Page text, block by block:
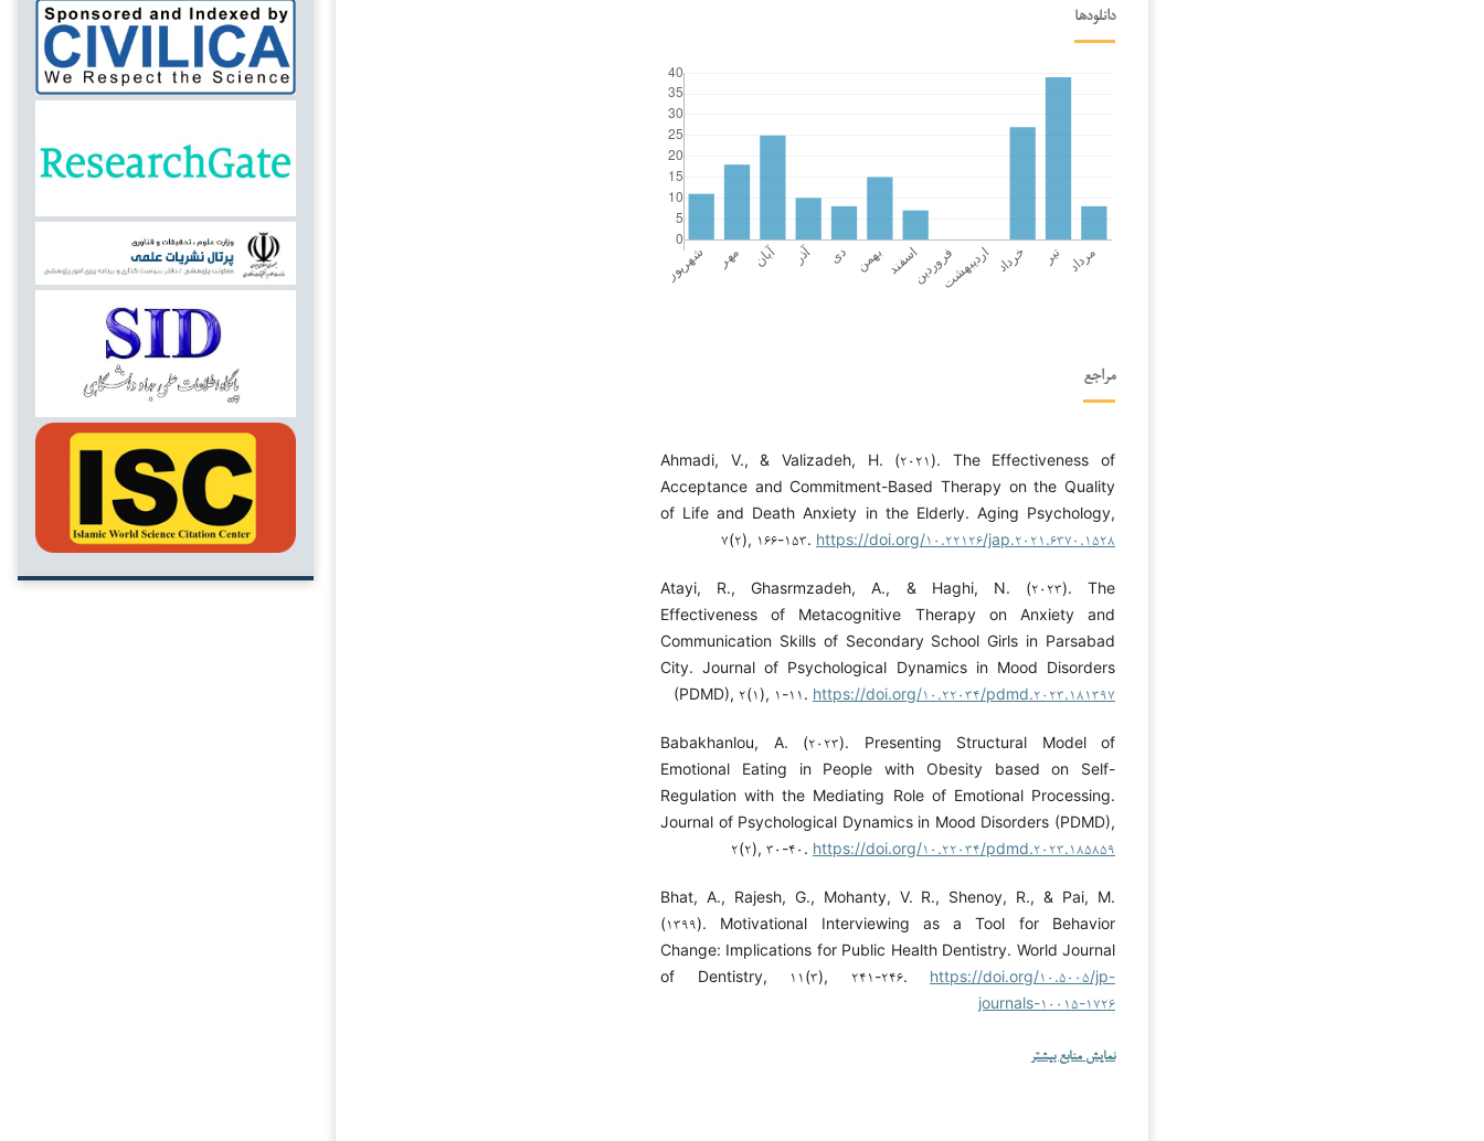
دانلودها
مراجع
Ahmadi, V., & Valizadeh, H. (۲۰۲۱). The Effectiveness of
Acceptance and Commitment-Based Therapy on the Quality
of Life and Death Anxiety in the Elderly. Aging Psychology,
۷(۲), ۱۶۶-۱۵۳. https://doi.org/۱۰.۲۲۱۲۶/jap.۲۰۲۱.۶۳۷۰.۱۵۲۸
Atayi, R., Ghasrmzadeh, A., & Haghi, N. (۲۰۲۳). The
Effectiveness of Metacognitive Therapy on Anxiety and
Communication Skills of Secondary School Girls in Parsabad
City. Journal of Psychological Dynamics in Mood Disorders
(PDMD), ۲(۱), ۱-۱۱. https://doi.org/۱۰.۲۲۰۳۴/pdmd.۲۰۲۳.۱۸۱۳۹۷
Babakhanlou, A. (۲۰۲۳). Presenting Structural Model of
Emotional Eating in People with Obesity based on Self-
Regulation with the Mediating Role of Emotional Processing.
Journal of Psychological Dynamics in Mood Disorders (PDMD),
۲(۲), ۳۰-۴۰. https://doi.org/۱۰.۲۲۰۳۴/pdmd.۲۰۲۳.۱۸۵۸۵۹
Bhat, A., Rajesh, G., Mohanty, V. R., Shenoy, R., & Pai, M.
(۱۳۹۹). Motivational Interviewing as a Tool for Behavior
Change: Implications for Public Health Dentistry. World Journal
of Dentistry, ۱۱(۳), ۲۴۱-۲۴۶. https://doi.org/۱۰.۵۰۰۵/jp-
journals-۱۰۰۱۵-۱۷۲۶
نمایش منابع بیشتر